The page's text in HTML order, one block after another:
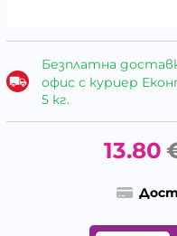
Безплатна
офис с куриер
5 кг.
13.80